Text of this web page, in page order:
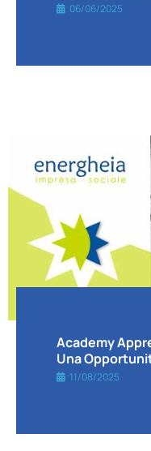
06/06/2025
Academy
Una
11/08/2025